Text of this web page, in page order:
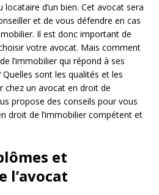
d’un bien. Cet avocat sera
et de vous défendre en cas
Il est donc important de
votre avocat. Mais comment
l’immobilier qui répond à ses
sont les qualités et les
chez un avocat en droit de
propose des conseils pour vous
droit de l’immobilier compétent et
et
l’avocat